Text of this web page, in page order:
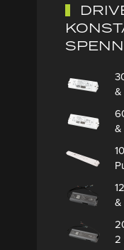
&
&
&
2